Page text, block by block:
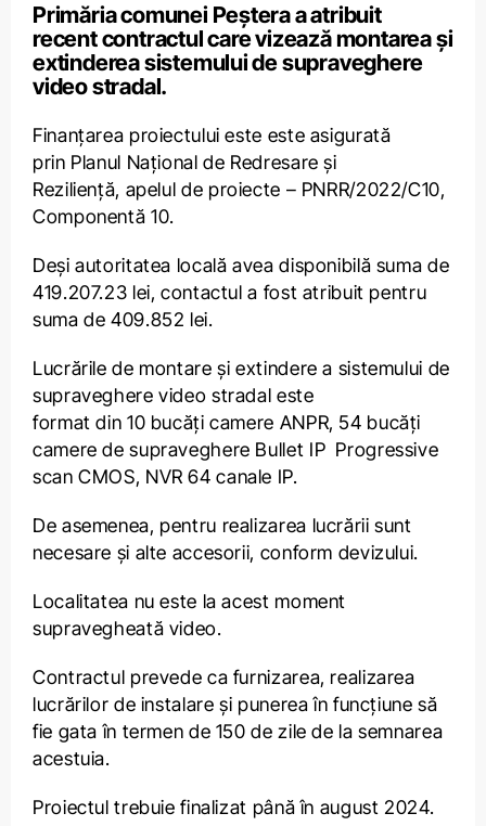
Primăria comunei Peșteraa atribuit
recentcontractul care vizează montarea și
extinderea sistemului de supraveghere
video stradal.
Finanțarea proiectului este este asigurată
prin Planul Național de Redresare și
Reziliență, apelul de proiecte – PNRR/2022/C10,
Componentă 10.
Deși autoritatea locală avea disponibilă suma de
419.207.23 lei, contactul a fost atribuit pentru
suma de 409.852 lei.
Lucrările de montare și extindere a sistemului de
supraveghere video stradal este
format din 10 bucăți camere ANPR, 54 bucăți
camere de supraveghere Bullet IP Progressive
scan CMOS, NVR 64 canale IP.
De asemenea, pentru realizarea lucrării sunt
necesare și alte accesorii, conform devizului.
Localitatea nu este la acest moment
supravegheată video.
Contractul prevede ca furnizarea, realizarea
lucrărilor de instalare și punerea în funcțiune să
fie gata în termen de 150 de zile de la semnarea
acestuia.
Proiectul trebuie finalizat până în august 2024.